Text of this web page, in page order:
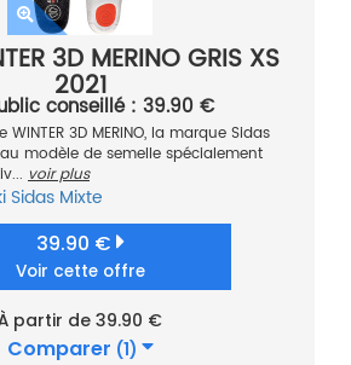
3D MERINO GRIS XS
2021
conseillé : 39.90 €
3D MERINO, la marque Sidas
modèle de semelle spécialement
voir plus
Sidas Mixte
39.90 €
Voir cette offre
partir de 39.90 €
Comparer (1)